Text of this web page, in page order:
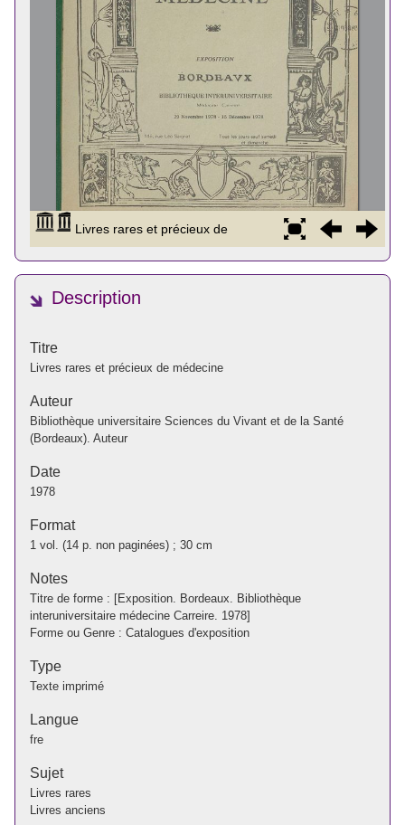
Description
Titre
Livres rares et précieux de médecine
Auteur
Bibliothèque universitaire Sciences du Vivant et de la Santé
(Bordeaux). Auteur
Date
1978
Format
1 vol. (14 p. non paginées) ; 30 cm
Notes
Titre de forme : [Exposition. Bordeaux. Bibliothèque
interuniversitaire médecine Carreire. 1978]
Forme ou Genre : Catalogues d'exposition
Type
Texte imprimé
Langue
fre
Sujet
Livres rares
Livres anciens